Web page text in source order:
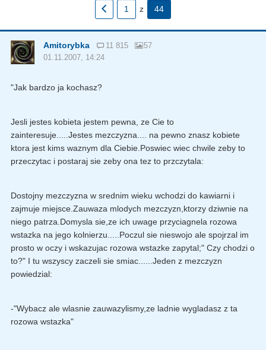
1 z 44
Amitorybka 11 815
57
01.11.2007, 14:24
"Jak bardzo ja kochasz?
Jesli jestes kobieta jestem pewna, ze Cie to
zainteresuje.....Jestes mezczyzna.... na pewno znasz kobiete
ktora jest kims waznym dla Ciebie.Poswiec wiec chwile zeby to
przeczytac i postaraj sie zeby ona tez to przczytala:
Dostojny mezczyzna w srednim wieku wchodzi do kawiarni i
zajmuje miejsce.Zauwaza mlodych mezczyzn,ktorzy dziwnie na
niego patrza.Domysla sie,ze ich uwage przyciagnela rozowa
wstazka na jego kolnierzu.....Poczul sie nieswojo ale spojrzal im
prosto w oczy i wskazujac rozowa wstazke zapytal;" Czy chodzi o
to?" I tu wszyscy zaczeli sie smiac......Jeden z mezczyzn
powiedzial:
-"Wybacz ale wlasnie zauwazylismy,ze ladnie wygladasz z ta
rozowa wstazka"